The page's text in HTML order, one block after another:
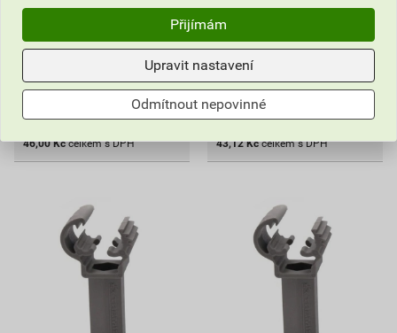
V centrálním skladu
ks
46,00 Kč celkem s DPH
Můžete mít 13. 8. v prodejně
Do košíku
43,12 Kč celkem s DPH
Přijímám
Upravit nastavení
Odmítnout nepovinné